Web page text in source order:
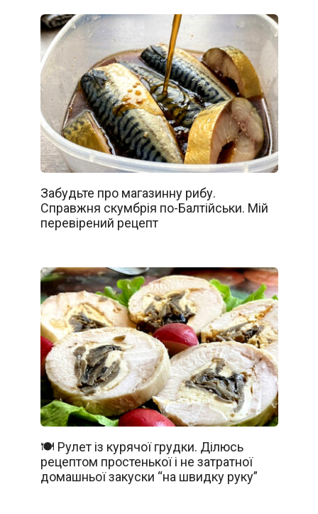
Забудьте про магазинну рибу.
Справжня скумбрія по-Балтійськи. Мій
перевірений рецепт
🍽️ Рулет із курячої грудки. Ділюсь
рецептом простенької і не затратної
домашньої закуски “на швидку руку”